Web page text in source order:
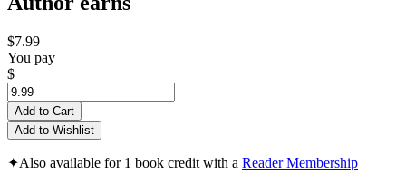
$7.99
You pay
$
Add to Cart
Add to Wishlist
✦Also available for 1 book credit with a Reader Membership